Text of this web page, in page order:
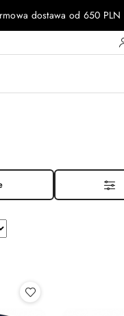
głównej
konto
głównego
dostawa od 650 PLN